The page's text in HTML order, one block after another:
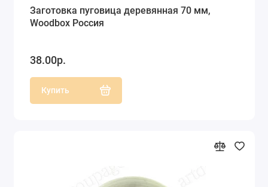
Заготовка пуговица деревянная 70 мм,
Woodbox Россия
38.00р.
Купить